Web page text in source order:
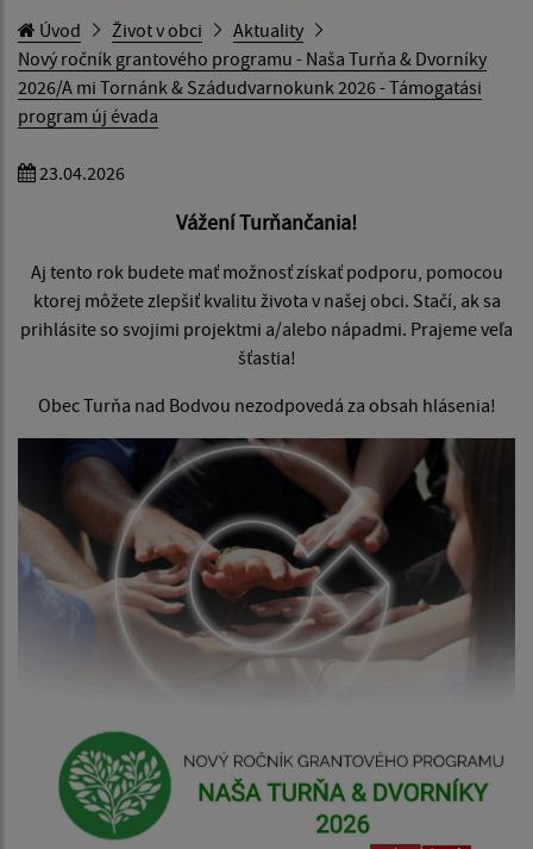
Úvod Život v obci
Aktuality
Nový ročník grantového programu - Naša Turňa & Dvorníky
2026/A mi Tornánk & Szádudvarnokunk 2026 - Támogatási
program új évada
23.04.2026
Vážení Turňančania!
Aj tento rok budete mať možnosť získať podporu, pomocou
ktorej môžete zlepšiť kvalitu života v našej obci. Stačí, ak sa
prihlásite so svojimi projektmi a/alebo nápadmi. Prajeme veľa
šťastia!
Obec Turňa nad Bodvou nezodpovedá za obsah hlásenia!